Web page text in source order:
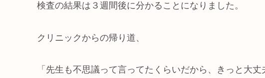
検査の結果は３週間後に分かることになりました。
クリニックからの帰り道、
「先生も不思議って言ってたくらいだから、きっと大